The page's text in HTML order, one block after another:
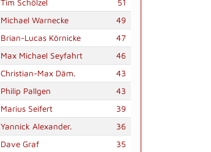
Tim Schölzel
51
Michael Warnecke
49
Brian-Lucas Körnicke
47
Max Michael Seyfahrt
46
Christian-Max Däm.
43
Philip Pallgen
43
Marius Seifert
39
Yannick Alexander.
36
Dave Graf
35